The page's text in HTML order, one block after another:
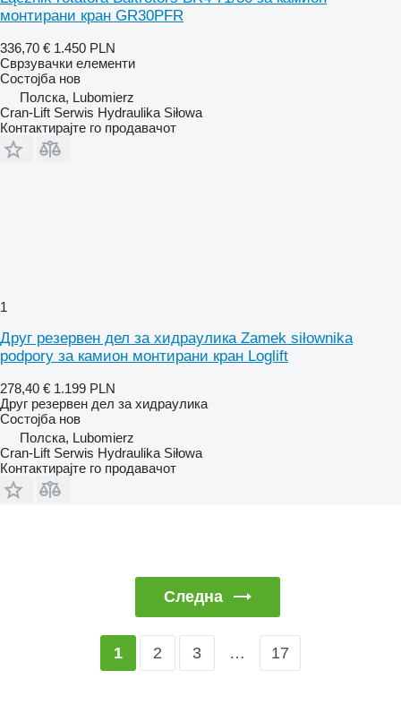
монтирани кран GR30PFR
336,70 € 1.450 PLN
Сврзувачки елементи
Состојба нов
Полска, Lubomierz
Cran-Lift Serwis Hydraulika Siłowa
Контактирајте го продавачот
1
Друг резервен дел за хидраулика Zamek siłownika
podpory за камион монтирани кран Loglift
278,40 € 1.199 PLN
Друг резервен дел за хидраулика
Состојба нов
Полска, Lubomierz
Cran-Lift Serwis Hydraulika Siłowa
Контактирајте го продавачот
Следна
1 2 3 … 17